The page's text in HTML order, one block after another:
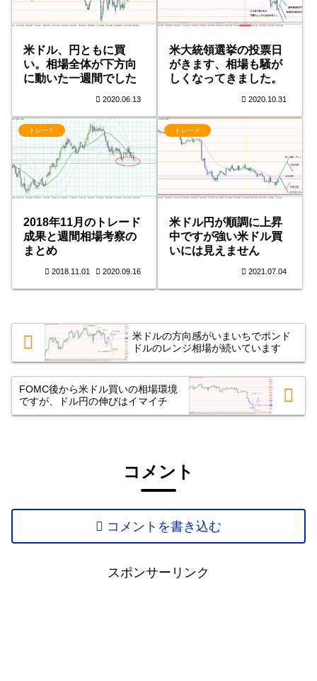
米ドル、円ともに買
い。相場全体が下方向
に動いた一週間でした
2020.06.13
米大統領選挙の投票日
がきます、相場も騒が
しくなってきました。
2020.10.31
トレード
2018年11月のトレード
成果と週間相場考察の
まとめ
2018.11.01 2020.09.16
トレード
米ドル円が順調に上昇
中ですが強い米ドル買
いには見えません
2021.07.04
米ドルの方向感がいまいちでポンド
ドルのレンジ相場が続いています
FOMC後から米ドル買いの相場環境
ですが、ドル円の伸びはイマイチ
コメント
コメントを書き込む
スポンサーリンク